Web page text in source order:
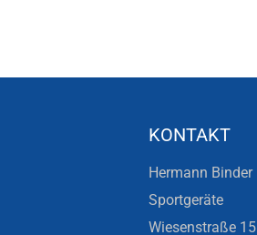
KONTAKT
Hermann Binder
Sportgeräte
Wiesenstraße 15